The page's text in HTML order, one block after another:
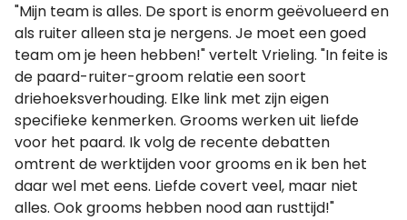
"Mijn team is alles. De sport is enorm geëvolueerd en
als ruiter alleen sta je nergens. Je moet een goed
team om je heen hebben!" vertelt Vrieling. "In feite is
de paard-ruiter-groom relatie een soort
driehoeksverhouding. Elke link met zijn eigen
specifieke kenmerken. Grooms werken uit liefde
voor het paard. Ik volg de recente debatten
omtrent de werktijden voor grooms en ik ben het
daar wel met eens. Liefde covert veel, maar niet
alles. Ook grooms hebben nood aan rusttijd!"